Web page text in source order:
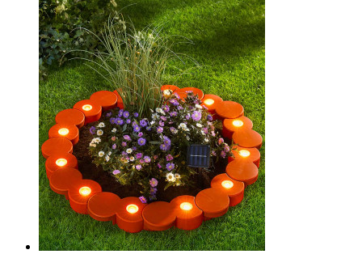
Dukklemmer "bie"
Disse søte dukklemmene med bier holder duker på plass
info
kr99
Kjøp